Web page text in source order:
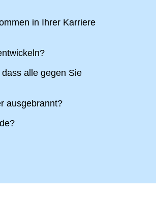
in Ihrer Karriere
alle gegen Sie
ausgebrannt?